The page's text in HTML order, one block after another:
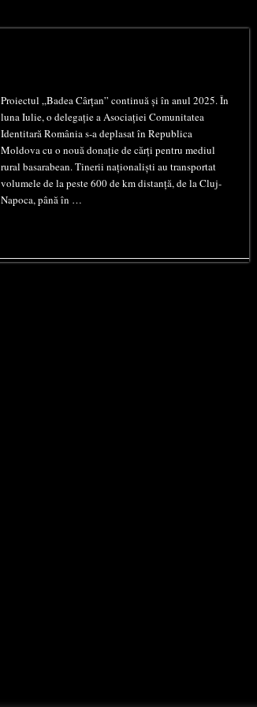
Proiectul „Badea Cârțan” continuă și în anul 2025. În
luna Iulie, o delegație a Asociației Comunitatea
Identitară România s-a deplasat în Republica
Moldova cu o nouă donație de cărți pentru mediul
rural basarabean. Tinerii naționaliști au transportat
volumele de la peste 600 de km distanță, de la Cluj-
Napoca, până în …